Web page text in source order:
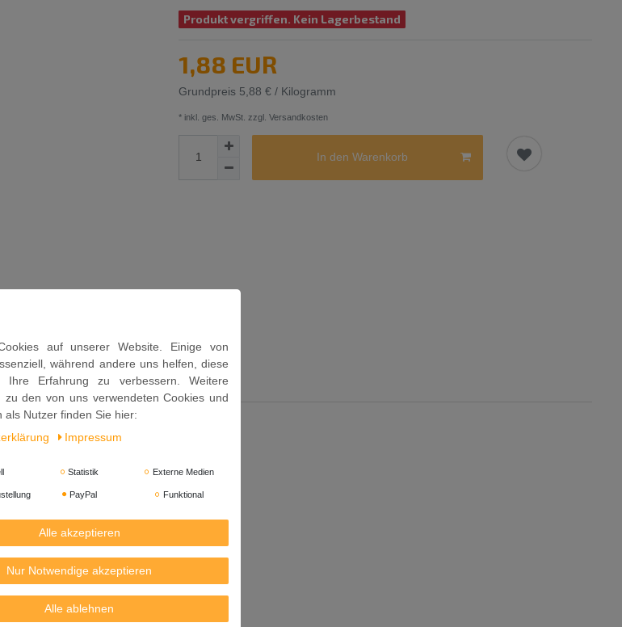
Produkt vergriffen. Kein Lagerbestand
1,88 EUR
Grundpreis 5,88 € / Kilogramm
* inkl. ges. MwSt. zzgl. Versandkosten
In den Warenkorb
E621, Konservierungsstoff: E211.
auf unserer Website. Einige von
während andere uns helfen, diese
Ihre Erfahrung zu verbessern. Weitere
zu den von uns verwendeten Cookies und
als Nutzer finden Sie hier:
Impressum
Statistik Externe Medien
PayPal Funktional
Alle akzeptieren
Nur Notwendige akzeptieren
Alle ablehnen